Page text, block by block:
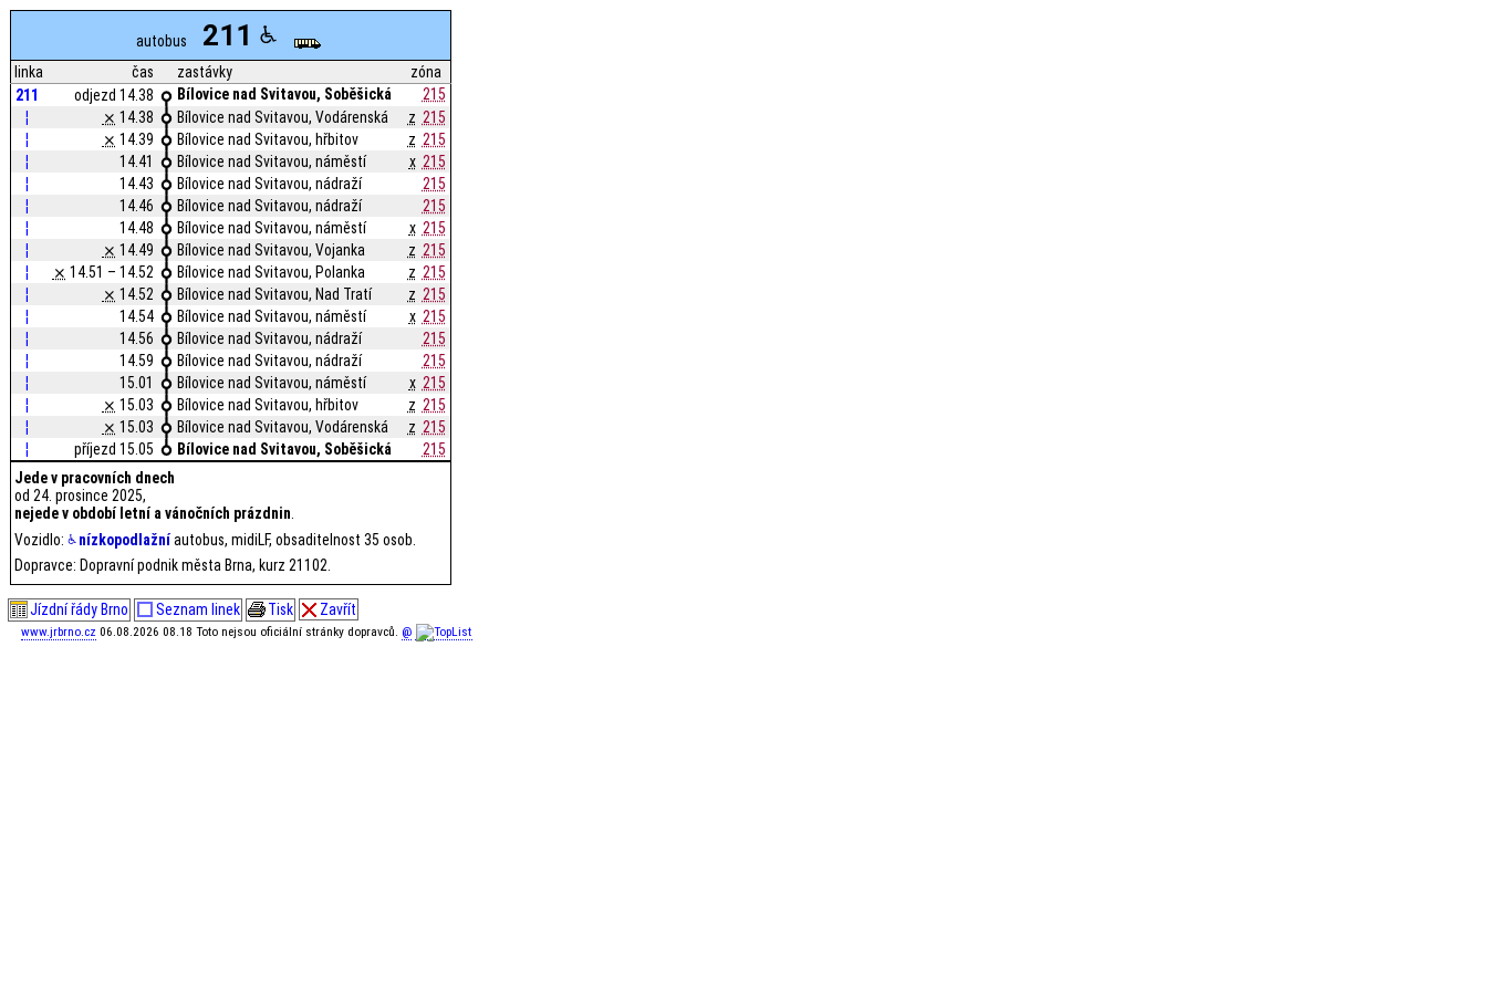
autobus 211
linka čas zastávky
zóna
211
odjezd 14.38 Bílovice nad Svitavou, Soběšická
215
¦
⨯ 14.38 Bílovice nad Svitavou, Vodárenská z 215
¦
⨯ 14.39 Bílovice nad Svitavou, hřbitov z 215
¦
14.41 Bílovice nad Svitavou, náměstí x 215
¦
14.43 Bílovice nad Svitavou, nádraží
215
¦
14.46 Bílovice nad Svitavou, nádraží
215
¦
14.48 Bílovice nad Svitavou, náměstí x 215
¦
⨯ 14.49 Bílovice nad Svitavou, Vojanka z 215
¦
⨯ 14.51 – 14.52 Bílovice nad Svitavou, Polanka z 215
¦
⨯ 14.52 Bílovice nad Svitavou, Nad Tratí z 215
¦
14.54 Bílovice nad Svitavou, náměstí x 215
¦
14.56 Bílovice nad Svitavou, nádraží
215
¦
14.59 Bílovice nad Svitavou, nádraží
215
¦
15.01 Bílovice nad Svitavou, náměstí x 215
¦
⨯ 15.03 Bílovice nad Svitavou, hřbitov z 215
¦
⨯ 15.03 Bílovice nad Svitavou, Vodárenská z 215
¦
příjezd 15.05 Bílovice nad Svitavou, Soběšická
215
Jede v pracovních dnech
od 24. prosince 2025,
nejede v období letní a vánočních prázdnin
Vozidlo: nízkopodlažníautobus, midiLF, obsaditelnost 35 osob.
Dopravce: Dopravní podnik města Brna, kurz 21102.
Jízdní řády Brno Seznam linek Tisk Zavřít
www.jrbrno.cz 06.08.2026 08.18 Toto nejsou oficiální stránky dopravců. @